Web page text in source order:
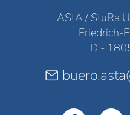
AStA / StuRa
Friedrich-
D -